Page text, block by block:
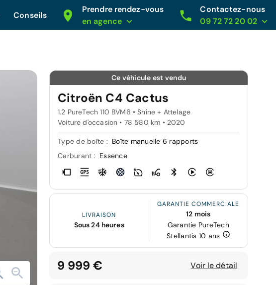
Conseils
Prendre rendez-vous
en agence
Contactez-nous
09 72 72 20 02
Ce véhicule est vendu
Citroën C4 Cactus
1.2 PureTech 110 BVM6 • Shine + Attelage
Voiture d'occasion • 78 580 km • 2020
Type de boîte : Boîte manuelle 6 rapports
Carburant : Essence
LIVRAISON
Sous 24 heures
GARANTIE COMMERCIALE
12 mois
Garantie PureTech
Stellantis 10 ans
9 999 € Voir le détail